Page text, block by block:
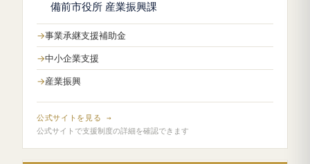
備前市役所 産業振興課
事業承継支援補助金
中小企業支援
産業振興
公式サイトを見る →
公式サイトで支援制度の詳細を確認できます